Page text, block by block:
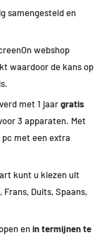
samengesteld en
webshop
waardoor de kans op
met 1 jaargratis
3 apparaten. Met
pc met een extra
kunt u kiezen uit
Duits, Spaans,
enin termijnen te